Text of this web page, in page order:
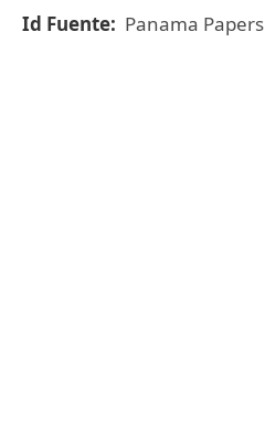
Id Fuente: Panama Papers